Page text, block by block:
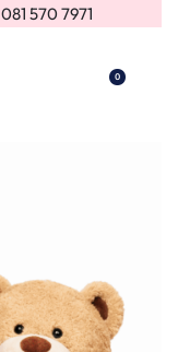
570 7971
0